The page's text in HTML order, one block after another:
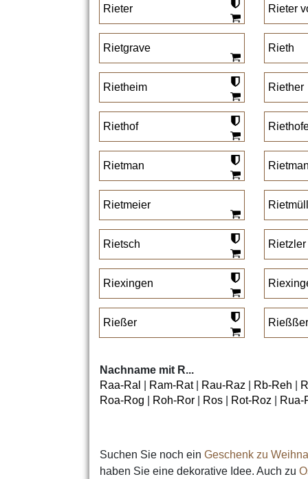
Rieter Rieter
Rietgrave Rieth
Rietheim Riether
Riethof
Rietman
Rietmeier
Rietsch Rietzler
Riexingen
Rießer Rießßer
Nachname mit R...
Raa-Ral
Ram-Rat| Rau-Raz Rb-Reh
Roa-Rog
Roh-Ror Ros Rot-Roz Rua-
Suchen Sie noch ein Geschenk zu
haben Sie eine dekorative Idee. Auch zu